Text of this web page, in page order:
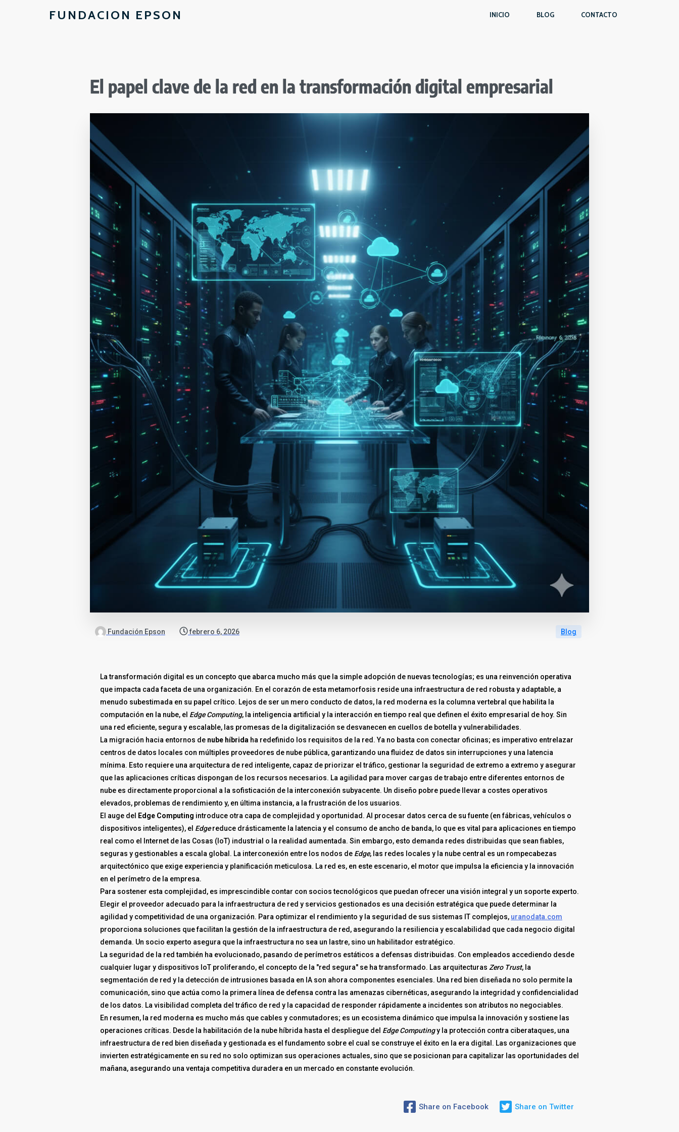
FUNDACION EPSON INICIO BLOG CONTACTO
El papel clave de la red en la transformación digital empresarial
Fundación Epson febrero 6, 2026 Blog
La transformación digital es un concepto que abarca mucho más que la simple adopción de nuevas tecnologías; es una reinvención operativa
que impacta cada faceta de una organización. En el corazón de esta metamorfosis reside una infraestructura de red robusta y adaptable, a
menudo subestimada en su papel crítico. Lejos de ser un mero conducto de datos, la red moderna es la columna vertebral que habilita la
computación en la nube, el Edge Computing, la inteligencia artificial y la interacción en tiempo real que definen el éxito empresarial de hoy. Sin
una red eficiente, segura y escalable, las promesas de la digitalización se desvanecen en cuellos de botella y vulnerabilidades.
La migración hacia entornos de nube híbrida ha redefinido los requisitos de la red. Ya no basta con conectar oficinas; es imperativo entrelazar
centros de datos locales con múltiples proveedores de nube pública, garantizando una fluidez de datos sin interrupciones y una latencia
mínima. Esto requiere una arquitectura de red inteligente, capaz de priorizar el tráfico, gestionar la seguridad de extremo a extremo y asegurar
que las aplicaciones críticas dispongan de los recursos necesarios. La agilidad para mover cargas de trabajo entre diferentes entornos de
nube es directamente proporcional a la sofisticación de la interconexión subyacente. Un diseño pobre puede llevar a costes operativos
elevados, problemas de rendimiento y, en última instancia, a la frustración de los usuarios.
El auge del
Edge Computing introduce otra capa de complejidad y oportunidad. Al procesar datos cerca de su fuente (en fábricas, vehículos o
dispositivos inteligentes), el Edgereduce drásticamente la latencia y el consumo de ancho de banda, lo que es vital para aplicaciones en tiempo
real como el Internet de las Cosas (IoT) industrial o la realidad aumentada. Sin embargo, esto demanda redes distribuidas que sean fiables,
seguras y gestionables a escala global. La interconexión entre los nodos de Edge, las redes locales y la nube central es un rompecabezas
arquitectónico que exige experiencia y planificación meticulosa. La red es, en este escenario, el motor que impulsa la eficiencia y la innovación
en el perímetro de la empresa.
Para sostener esta complejidad, es imprescindible contar con socios tecnológicos que puedan ofrecer una visión integral y un soporte experto.
Elegir el proveedor adecuado para la infraestructura de red y servicios gestionados es una decisión estratégica que puede determinar la
agilidad y competitividad de una organización. Para optimizar el rendimiento y la seguridad de sus sistemas IT complejos, uranodata.com
proporciona soluciones que facilitan la gestión de la infraestructura de red, asegurando la resiliencia y escalabilidad que cada negocio digital
demanda. Un socio experto asegura que la infraestructura no sea un lastre, sino un habilitador estratégico.
La seguridad de la red también ha evolucionado, pasando de perímetros estáticos a defensas distribuidas. Con empleados accediendo desde
cualquier lugar y dispositivos IoT proliferando, el concepto de la "red segura" se ha transformado. Las arquitecturas Zero Trust, la
segmentación de red y la detección de intrusiones basada en IA son ahora componentes esenciales. Una red bien diseñada no solo permite la
comunicación, sino que actúa como la primera línea de defensa contra las amenazas cibernéticas, asegurando la integridad y confidencialidad
de los datos. La visibilidad completa del tráfico de red y la capacidad de responder rápidamente a incidentes son atributos no negociables.
En resumen, la red moderna es mucho más que cables y conmutadores; es un ecosistema dinámico que impulsa la innovación y sostiene las
operaciones críticas. Desde la habilitación de la nube híbrida hasta el despliegue del Edge Computingy la protección contra ciberataques, una
infraestructura de red bien diseñada y gestionada es el fundamento sobre el cual se construye el éxito en la era digital. Las organizaciones que
invierten estratégicamente en su red no solo optimizan sus operaciones actuales, sino que se posicionan para capitalizar las oportunidades del
mañana, asegurando una ventaja competitiva duradera en un mercado en constante evolución.
Share on Facebook Share on Twitter